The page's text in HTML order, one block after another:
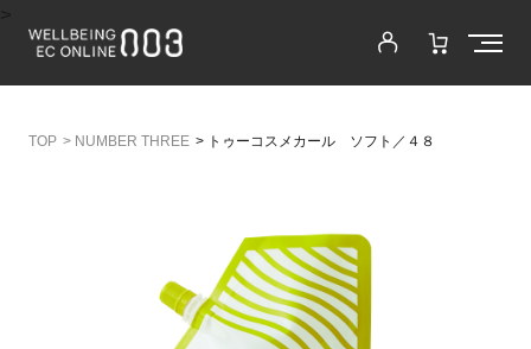
> NUMBER THREE > トゥーコスメカール ソフト／４８